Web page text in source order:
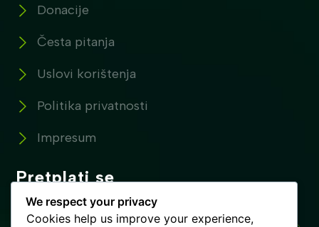
Donacije
Česta pitanja
Uslovi korištenja
Politika privatnosti
Impresum
Pretplati se
Pretplatite se na naše novosti !
We respect your privacy
Cookies help us improve your experience,